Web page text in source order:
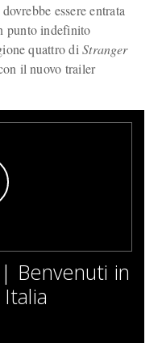
essere entrata
punto indefinito
quattro diStranger
il nuovo trailer
Benvenuti in